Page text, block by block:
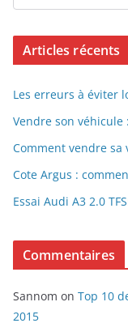
Articles récents
Les erreurs à éviter
Vendre son
Comment vendre
Cote Argus :
Essai Audi A3 2.0
Commentaires
Sannom on Top 10
2015